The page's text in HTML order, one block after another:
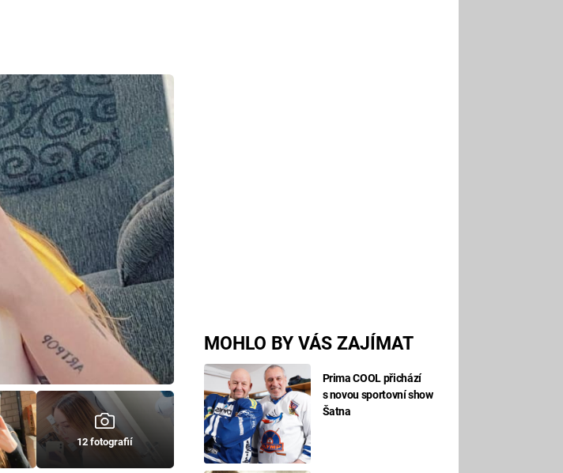
MOHLO BY VÁS ZAJÍMAT
Prima COOL přichází
s novou sportovní show
Šatna
12 fotografií